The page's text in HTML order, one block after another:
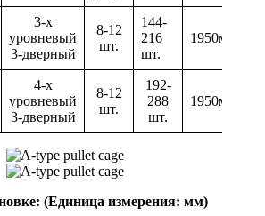
3-х
уровневый
3-дверный
8-12
шт.
144-
216
шт.
4-х
уровневый
3-дверный
8-12
шт.
192-
288
шт.
(Единица измерения: мм)